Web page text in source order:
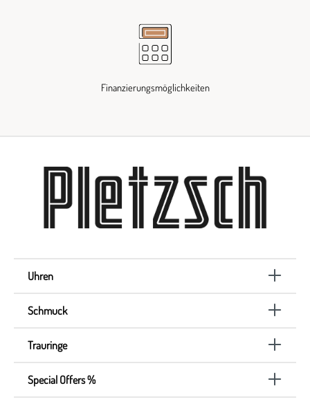
Finanzierungsmöglichkeiten
Uhren
Schmuck
Trauringe
Special Offers %